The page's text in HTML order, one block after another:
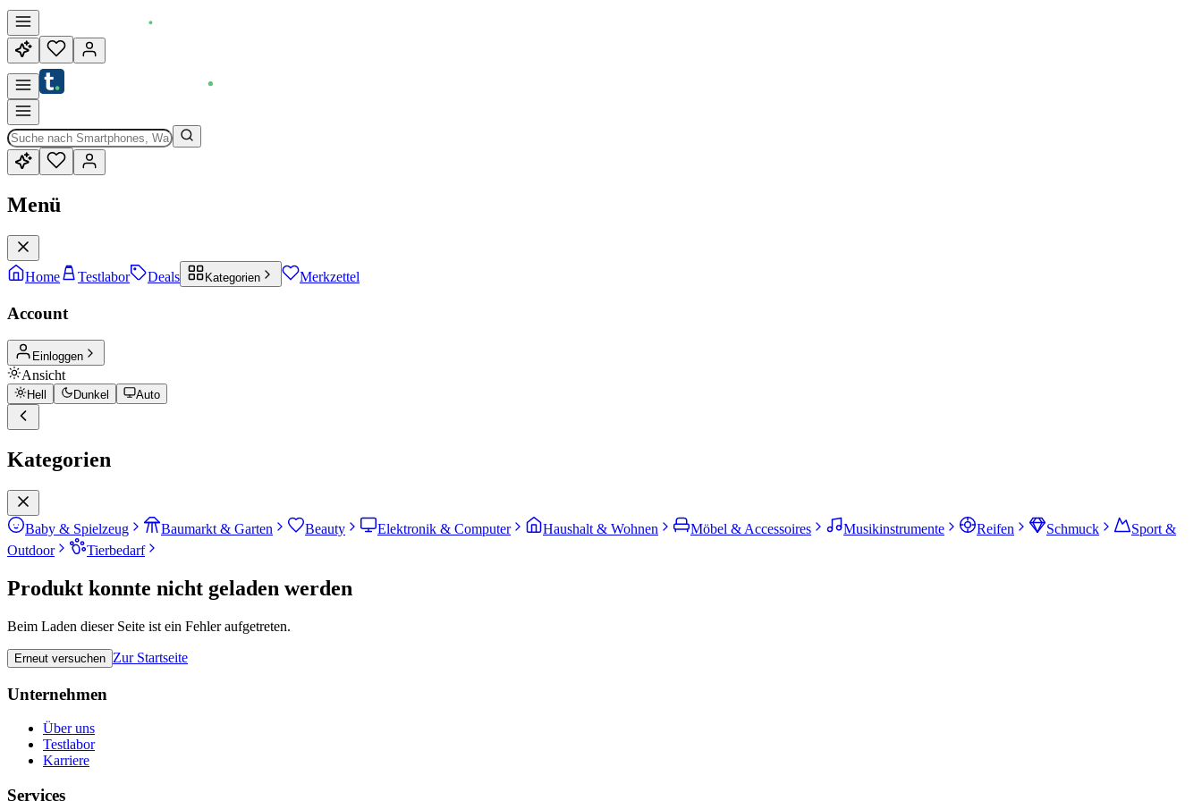
Menü
Home Testlabor Deals Kategorien Merkzettel
Account
Einloggen
Ansicht
Hell Dunkel Auto
Kategorien
Baby & Spielzeug Baumarkt & Garten Beauty Elektronik & Computer Haushalt & Wohnen Möbel & Accessoires Musikinstrumente Reifen Schmuck
Sport &
Outdoor
Tierbedarf
Produkt konnte nicht geladen werden
Beim Laden dieser Seite ist ein Fehler aufgetreten.
Erneut versuchen Zur Startseite
Unternehmen
Über uns
Testlabor
Karriere
Services